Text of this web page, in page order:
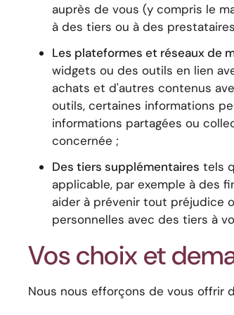
auprès de vous (y compris le
à des tiers ou à des
Les plateformes et réseaux de
widgets ou des outils en lien
achats et d'autres contenus
outils, certaines informations
informations partagées ou
concernée ;
Des tiers supplémentaires tels
applicable, par exemple à des
aider à prévenir tout préjudice
personnelles avec des tiers à
Vos choix et
Nous nous efforçons de vous offrir